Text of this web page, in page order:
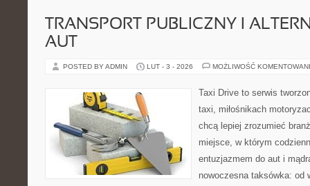
TRANSPORT PUBLICZNY I
AUT
POSTED BY ADMIN LUT - 3 - 2026 MOŻLIWOŚĆ
Taxi Drive to serwis
taxi, miłośnikach
chcą lepiej zrozumieć
miejsce, w którym
entuzjazmem do aut i
nowoczesna taksówka: od